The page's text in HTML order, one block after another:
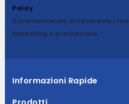
Policy.
Acconsentendo utilizzeremo i
Marketing o profilazione.
Informazioni Rapide